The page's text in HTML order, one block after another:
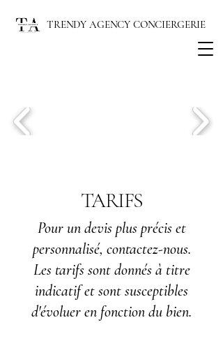
TRENDY AGENCY CONCIERGERIE
TARIFS
Pour un devis plus précis et
personnalisé, contactez-nous.
Les tarifs sont donnés à titre
indicatif et sont susceptibles
d'évoluer en fonction du bien.